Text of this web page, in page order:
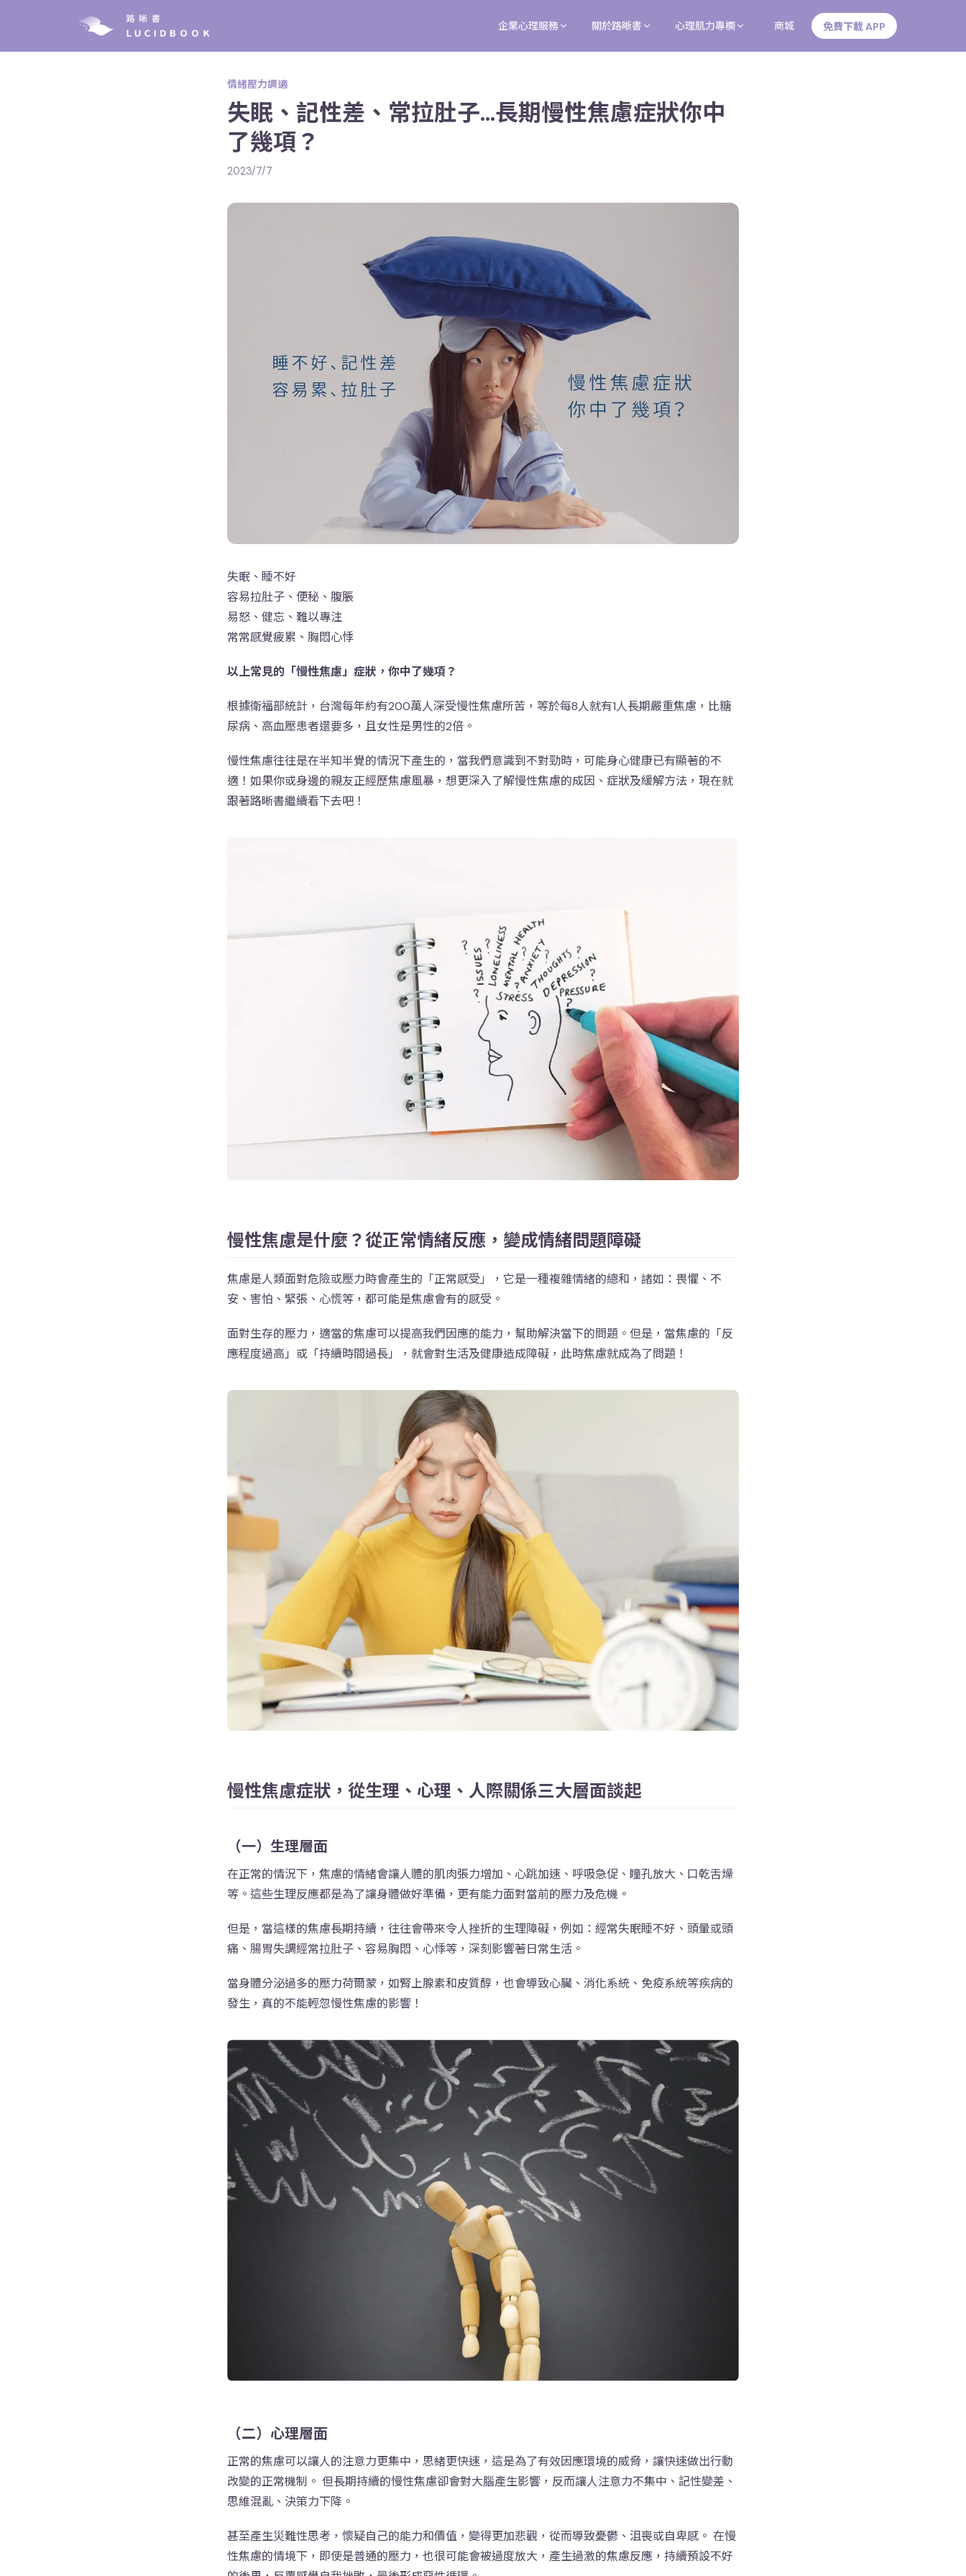
企業心理服務 關於路晰書 心理肌力專欄 商城 免費下載 APP
情緒壓力調適
失眠、記性差、常拉肚子...長期慢性焦慮症狀你中
了幾項？
2023/7/7
失眠、睡不好
容易拉肚子、便秘、腹脹
易怒、健忘、難以專注
常常感覺疲累、胸悶心悸
以上常見的「慢性焦慮」症狀，你中了幾項？
根據衛福部統計，台灣每年約有200萬人深受慢性焦慮所苦，等於每8人就有1人長期嚴重焦慮，比糖
尿病、高血壓患者還要多，且女性是男性的2倍。
慢性焦慮往往是在半知半覺的情況下產生的，當我們意識到不對勁時，可能身心健康已有顯著的不
適！如果你或身邊的親友正經歷焦慮風暴，想更深入了解慢性焦慮的成因、症狀及緩解方法，現在就
跟著路晰書繼續看下去吧！
慢性焦慮是什麼？從正常情緒反應，變成情緒問題障礙
焦慮是人類面對危險或壓力時會產生的「正常感受」，它是一種複雜情緒的總和，諸如：畏懼、不
安、害怕、緊張、心慌等，都可能是焦慮會有的感受。
面對生存的壓力，適當的焦慮可以提高我們因應的能力，幫助解決當下的問題。但是，當焦慮的「反
應程度過高」或「持續時間過長」，就會對生活及健康造成障礙，此時焦慮就成為了問題！
慢性焦慮症狀，從生理、心理、人際關係三大層面談起
（一）生理層面
在正常的情況下，焦慮的情緒會讓人體的肌肉張力增加、心跳加速、呼吸急促、瞳孔放大、口乾舌燥
等。這些生理反應都是為了讓身體做好準備，更有能力面對當前的壓力及危機。
但是，當這樣的焦慮長期持續，往往會帶來令人挫折的生理障礙，例如：經常失眠睡不好、頭暈或頭
痛、腸胃失調經常拉肚子、容易胸悶、心悸等，深刻影響著日常生活。
當身體分泌過多的壓力荷爾蒙，如腎上腺素和皮質醇，也會導致心臟、消化系統、免疫系統等疾病的
發生，真的不能輕忽慢性焦慮的影響！
（二）心理層面
正常的焦慮可以讓人的注意力更集中，思緒更快速，這是為了有效因應環境的威脅，讓快速做出行動
改變的正常機制。 但長期持續的慢性焦慮卻會對大腦產生影響，反而讓人注意力不集中、記性變差、
思維混亂、決策力下降。
甚至產生災難性思考，懷疑自己的能力和價值，變得更加悲觀，從而導致憂鬱、沮喪或自卑感。 在慢
性焦慮的情境下，即使是普通的壓力，也很可能會被過度放大，產生過激的焦慮反應，持續預設不好